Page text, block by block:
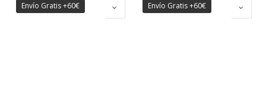
Envío Gratis +60€ Envío Gratis +60€